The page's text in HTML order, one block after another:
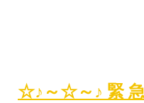
☆♪～☆～♪ 緊